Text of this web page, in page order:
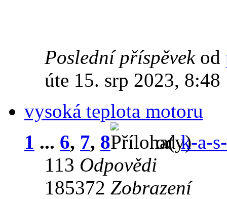
Poslední příspěvek od
úte 15. srp 2023, 8:48
vysoká teplota motoru
1 ... 6, 7, 8 odk-a-
113 Odpovědi
185372 Zobrazení